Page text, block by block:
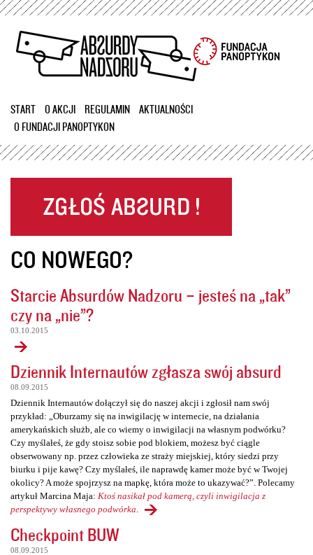
Przejdź
treści
START O AKCJI REGULAMIN
AKTUALNOŚCI
O FUNDACJI PANOPTYKON
CO NOWEGO?
Starcie Absurdów Nadzoru – jesteś na „tak”
czy na „nie”?
03.10.2015
Dziennik Internautów zgłasza swój absurd
08.09.2015
Dziennik Internautów dołączył się do naszej akcji i zgłosił nam swój
przykład: „Oburzamy się na inwigilację w internecie, na działania
amerykańskich służb, ale co wiemy o inwigilacji na własnym podwórku?
Czy myślałeś, że gdy stoisz sobie pod blokiem, możesz być ciągle
obserwowany np. przez człowieka ze straży miejskiej, który siedzi przy
biurku i pije kawę? Czy myślałeś, ile naprawdę kamer może być w Twojej
okolicy? A może spojrzysz na mapkę, która może to ukazywać?”. Polecamy
artykuł Marcina Maja: Ktoś nasikał pod kamerą, czyli inwigilacja z
perspektywy własnego podwórka
Checkpoint BUW
08.09.2015